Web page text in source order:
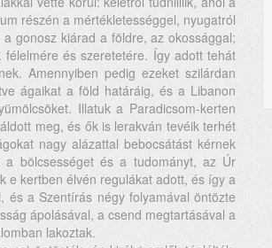
részén a mértékletességgel, nyugatról
gonosz kiárad a földre, az okossággal;
és szeretetére. Így adott tehát
Amennyiben pedig ezeket szilárdan
ágaikat a föld határáig, és a Libanon
Illatuk a Paradicsom-kerten
meg, és ők is lerakván tevéik terhét
nagy alázattal bebocsátást kérnek
bölcsességet és a tudományt, az Úr
e kertben élvén regulákat adott, és így a
és a Szentírás négy folyamával öntözte
ápolásával, a csend megtartásával a
lakoztak.